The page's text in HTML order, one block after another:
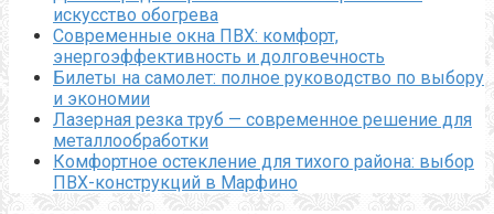
искусство обогрева
Современные окна ПВХ: комфорт,
энергоэффективность и долговечность
Билеты на самолет: полное руководство по выбору
и экономии
Лазерная резка труб — современное решение для
металлообработки
Комфортное остекление для тихого района: выбор
ПВХ-конструкций в Марфино